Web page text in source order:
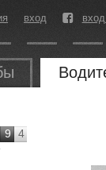
вход
9 4